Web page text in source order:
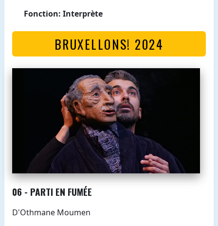
Fonction: Interprète
BRUXELLONS! 2024
06 - PARTI EN FUMÉE
D'Othmane Moumen